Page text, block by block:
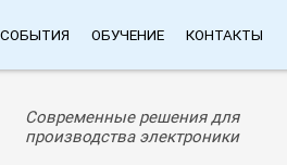
СОБЫТИЯ ОБУЧЕНИЕ КОНТАКТЫ
Современные решения для
производства электроники